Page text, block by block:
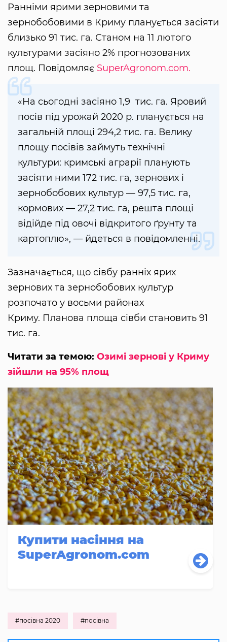
Ранніми ярими зерновими та
зернобобовими в Криму планується засіяти
близько 91 тис. га. Станом на 11 лютого
культурами засіяно 2% прогнозованих
площ. Повідомляє SuperAgronom.com.
«На сьогодні засіяно 1,9 тис. га. Яровий
посів під урожай 2020 р. планується на
загальній площі 294,2 тис. га. Велику
площу посівів займуть технічні
культури: кримські аграрії планують
засіяти ними 172 тис. га, зернових і
зернобобових культур — 97,5 тис. га,
кормових — 27,2 тис. га, решта площі
відійде під овочі відкритого ґрунту та
картоплю», — йдеться в повідомленні.
Зазначається, що сівбу ранніх ярих
зернових та зернобобових культур
розпочато у восьми районах
Криму. Планова площа сівби становить 91
тис. га.
Читати за темою: Озимі зернові у Криму
зійшли на 95% площ
Купити насіння на
SuperAgronom.com
#посівна 2020 #посівна